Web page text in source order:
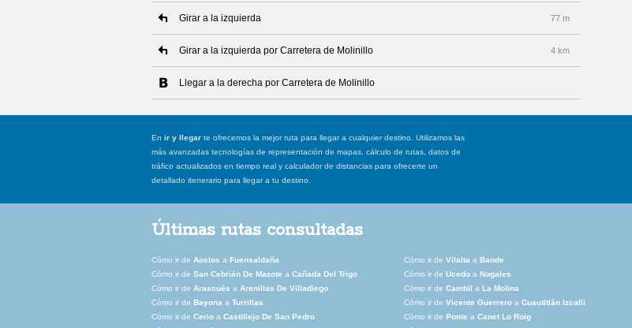
Girar a la izquierda 77 m
Girar a la izquierda por Carretera de Molinillo 4 km
Llegar a la derecha por Carretera de Molinillo
En ir y llegar te ofrecemos la mejor ruta para llegar a cualquier destino. Utilizamos las
más avanzadas tecnologías de representación de mapas, cálculo de rutas, datos de
tráfico actualizados en tiempo real y calculador de distancias para ofrecerte un
detallado itenerario para llegar a tu destino.
Últimas rutas consultadas
Cómo ir de Aoslos a Fuensaldaña Cómo ir de Vilalta a Bande
Cómo ir de San Cebrián De Mazote a Cañada Del Trigo Cómo ir de Ucedo a Nogales
Cómo ir de Arascués a Arenillas De Villadiego Cómo ir de Cambil a La Molina
Cómo ir de Bayona a Turrillas Cómo ir de Vicente Guerrero a Cuautitlán Izcalli
Cómo ir de Cerio a Castillejo De San Pedro Cómo ir de Ponte a Canet Lo Roig